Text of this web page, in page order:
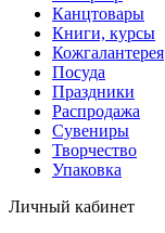
Канцтовары
Книги, курсы
Кожгалантерея
Посуда
Праздники
Распродажа
Сувениры
Творчество
Упаковка
Личный кабинет